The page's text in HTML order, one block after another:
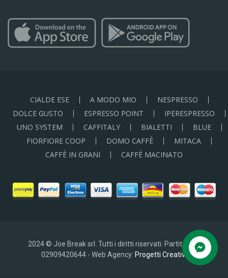
CIALDE ESE A MODO MIO
NESPRESSO
DOLCE GUSTO
ESPRESSO POINT
IPERESPRESSO
UNO SYSTEM
CAFFITALY BIALETTI
BLUE
FIORFIORE COOP
DOMO CAFFÈ
MITACA
CAFFÈ IN GRANI
CAFFÈ MACINATO
2024 © Joe Break srl. Tutti i diritti riservati. Partita IVA:
02909420644 - Web Agency: Progetti Creativi